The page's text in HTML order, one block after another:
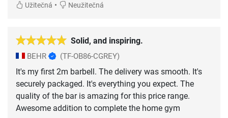
Užitečná • Neužitečná
Solid, and inspiring.
BEHR (TF-OB86-CGREY)
It's my first 2m barbell. The delivery was smooth. It's
securely packaged. It's everything you expect. The
quality of the bar is amazing for this price range.
Awesome addition to complete the home gym